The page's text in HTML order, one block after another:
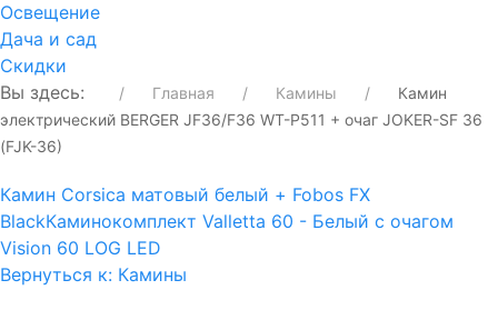
Освещение
Дача и сад
Скидки
Вы здесь:
Главная Камины
Камин
электрический BERGER JF36/F36 WT-P511 + очаг JOKER-SF 36
(FJK-36)
Камин Corsica матовый белый + Fobos FX
BlackКаминокомплект Valletta 60 - Белый с очагом
Vision 60 LOG LED
Вернуться к: Камины